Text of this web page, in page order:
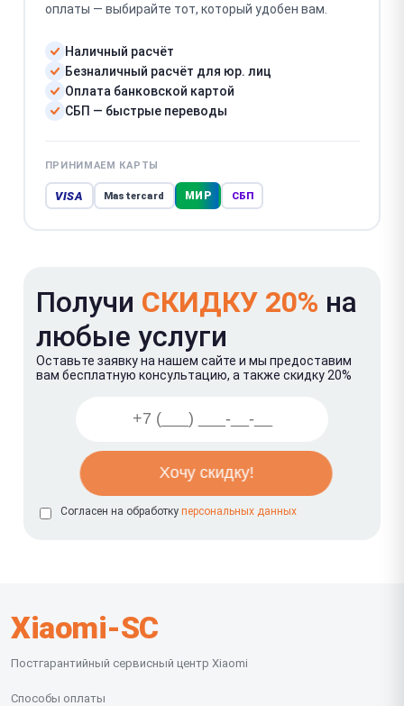
оплаты — выбирайте тот, который удобен вам.
Наличный расчёт
Безналичный расчёт для юр. лиц
Оплата банковской картой
СБП — быстрые переводы
ПРИНИМАЕМ КАРТЫ
VISA Mastercard МИР СБП
Получи СКИДКУ 20% на
любые услуги
Оставьте заявку на нашем сайте и мы предоставим
вам бесплатную консультацию, а также скидку 20%
Согласен на обработку персональных данных
Xiaomi-SC
Постгарантийный сервисный центр Xiaomi
Способы оплаты